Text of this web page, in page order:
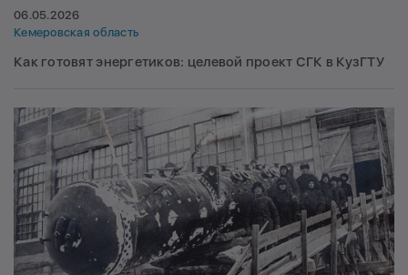
06.05.2026
Кемеровская область
Как готовят энергетиков: целевой проект СГК в КузГТУ